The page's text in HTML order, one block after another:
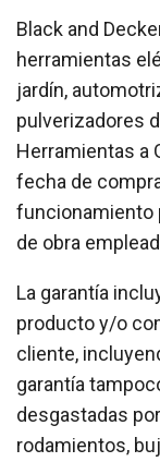
Black and
herramientas
jardín,
pulverizadores
Herramientas a
fecha de
funcionamiento
de obra
La garantía
producto y/o
cliente,
garantía
desgastadas
rodamientos,